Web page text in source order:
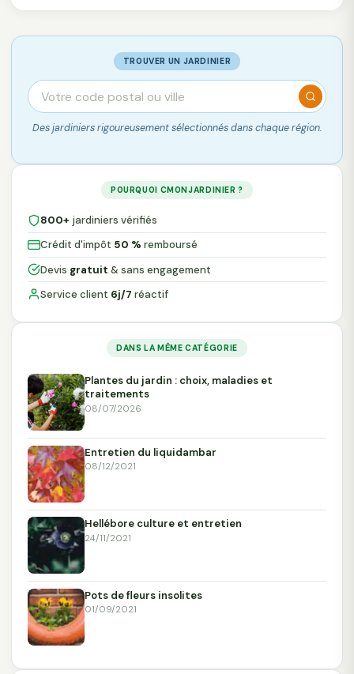
TROUVER UN JARDINIER
Des jardiniers rigoureusement sélectionnés dans chaque région.
POURQUOI CMONJARDINIER ?
800+ jardiniers vérifiés
Crédit d'impôt 50 % remboursé
Devis gratuit & sans engagement
Service client 6j/7 réactif
DANS LA MÊME CATÉGORIE
Plantes du jardin : choix, maladies et
traitements
08/07/2026
Entretien du liquidambar
08/12/2021
Hellébore culture et entretien
24/11/2021
Pots de fleurs insolites
01/09/2021